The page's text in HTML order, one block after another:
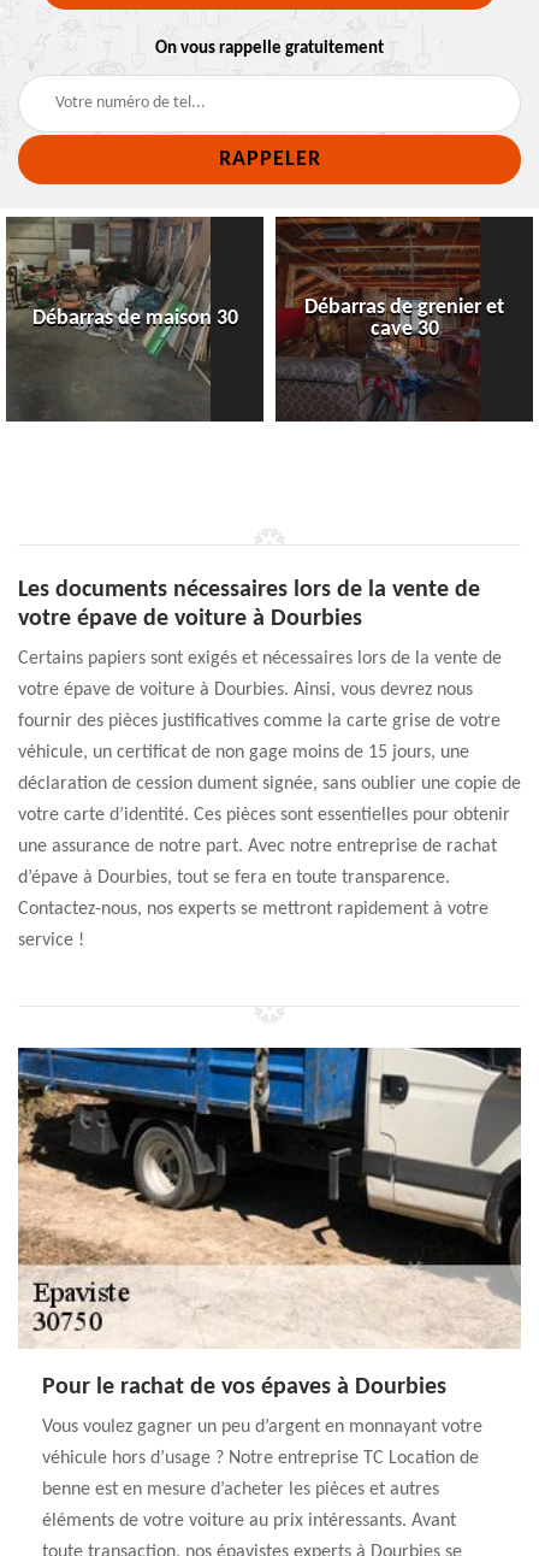
On vous rappelle gratuitement
Débarras de maison 30
Débarras de grenier et
cave 30
Les documents nécessaires lors de la vente de
votre épave de voiture à Dourbies
Certains papiers sont exigés et nécessaires lors de la vente de
votre épave de voiture à Dourbies. Ainsi, vous devrez nous
fournir des pièces justificatives comme la carte grise de votre
véhicule, un certificat de non gage moins de 15 jours, une
déclaration de cession dument signée, sans oublier une copie de
votre carte d’identité. Ces pièces sont essentielles pour obtenir
une assurance de notre part. Avec notre entreprise de rachat
d’épave à Dourbies, tout se fera en toute transparence.
Contactez-nous, nos experts se mettront rapidement à votre
service !
Pour le rachat de vos épaves à Dourbies
Vous voulez gagner un peu d’argent en monnayant votre
véhicule hors d’usage ? Notre entreprise TC Location de
benne est en mesure d’acheter les pièces et autres
éléments de votre voiture au prix intéressants. Avant